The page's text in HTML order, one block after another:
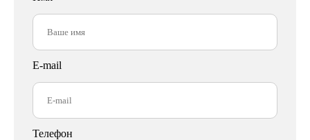
E-mail
Телефон